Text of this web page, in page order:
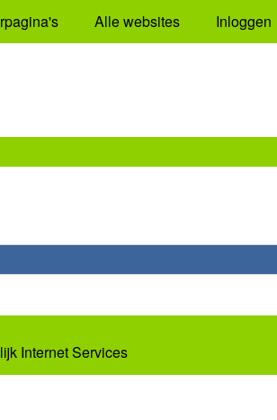
Alle websites Inloggen
Internet Services